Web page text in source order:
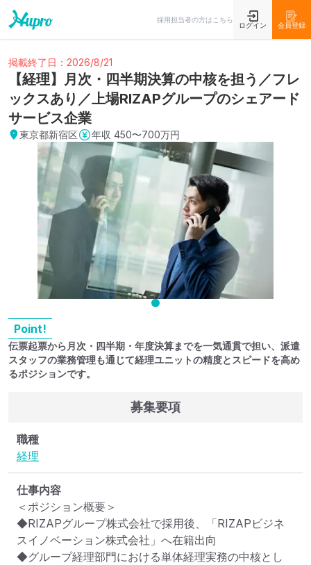
採用担当者の方はこちら
ログイン 会員登録
掲載終了日：2026/8/21
【経理】月次・四半期決算の中核を担う／フレ
ックスあり／上場RIZAPグループのシェアード
サービス企業
東京都新宿区 年収 450〜700万円
Point!
伝票起票から月次・四半期・年度決算までを一気通貫で担い、派遣
スタッフの業務管理も通じて経理ユニットの精度とスピードを高め
るポジションです。
募集要項
職種
経理
仕事内容
＜ポジション概要＞
◆RIZAPグループ株式会社で採用後、「RIZAPビジネ
スイノベーション株式会社」へ在籍出向
◆グループ経理部門における単体経理実務の中核とし